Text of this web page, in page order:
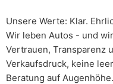
Unsere Werte: Klar.
Wir leben Autos - und
Vertrauen, Transparenz
Verkaufsdruck, keine
Beratung auf